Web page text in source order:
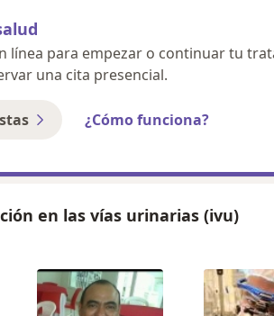
línea para empezar o continuar tu
una cita presencial.
¿Cómo funciona?
en las vías urinarias (ivu)